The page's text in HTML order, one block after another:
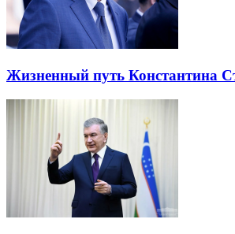
Жизненный путь Константина